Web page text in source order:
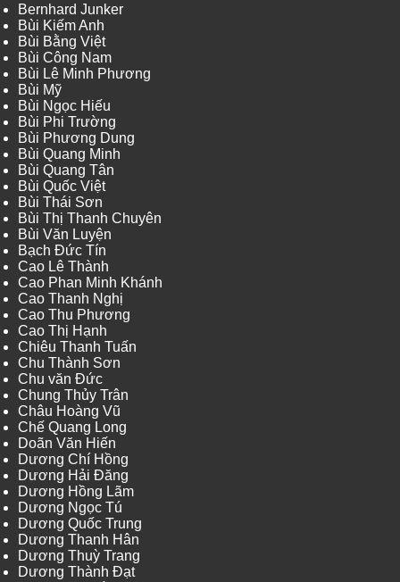
Bernhard Junker
Bùi Kiếm Anh
Bùi Bằng Việt
Bùi Công Nam
Bùi Lê Minh Phương
Bùi Mỹ
Bùi Ngọc Hiếu
Bùi Phi Trường
Bùi Phương Dung
Bùi Quang Minh
Bùi Quang Tân
Bùi Quốc Việt
Bùi Thái Sơn
Bùi Thị Thanh Chuyên
Bùi Văn Luyện
Bạch Đức Tín
Cao Lê Thành
Cao Phan Minh Khánh
Cao Thanh Nghị
Cao Thu Phương
Cao Thị Hạnh
Chiêu Thanh Tuấn
Chu Thành Sơn
Chu văn Đức
Chung Thủy Trân
Châu Hoàng Vũ
Chế Quang Long
Doãn Văn Hiến
Dương Chí Hồng
Dương Hải Đăng
Dương Hồng Lãm
Dương Ngọc Tú
Dương Quốc Trung
Dương Thanh Hân
Dương Thuỳ Trang
Dương Thành Đạt